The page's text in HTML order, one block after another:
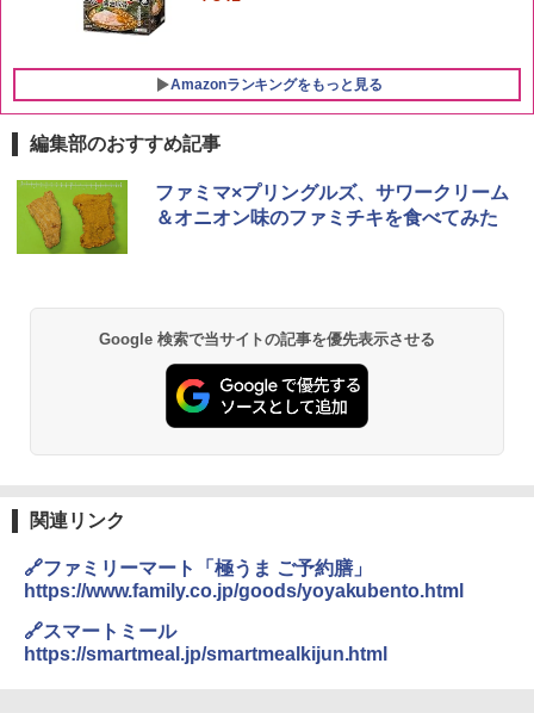
Amazonランキングをもっと見る
[山善] スチームオーブンレンジ 25L 一人
暮らし 二人暮らし フラットテーブル ス
チーム調理 自動メニュー19種搭載 角皿
シャープ 過熱水蒸気 オーブンレンジ 26
L コンベクション 2段調理 ホワイト RE-
SS26B-W
レンジ 省エネ 高効率 15L 一人暮らし 二
人暮らし フラットテーブル グレー YRZ-
編集部のおすすめ記事
ファミマ×プリングルズ、サワークリーム
＆オニオン味のファミチキを食べてみた
Google 検索で当サイトの記事を優先表示させる
関連リンク
🔗ファミリーマート「極うま ご予約膳」
https://www.family.co.jp/goods/yoyakubento.html
🔗スマートミール
https://smartmeal.jp/smartmealkijun.html